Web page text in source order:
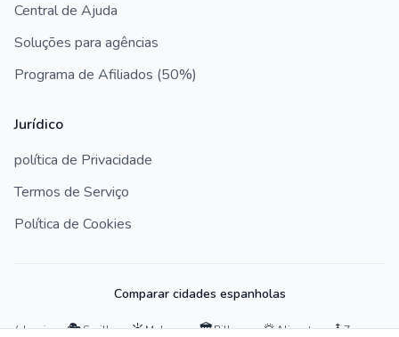
Central de Ajuda
Soluções para agências
Programa de Afiliados (50%)
Jurídico
política de Privacidade
Termos de Serviço
Política de Cookies
Comparar cidades espanholas
Valencia 🎭Sevilla ☀️Malaga 🏛Bilbao 🌅Alicante ⛪️Zaragoza